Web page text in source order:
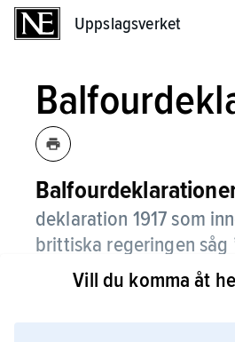
Uppslagsverket
deklaration 1917 som
brittiska regeringen såg
på upprättandet av ett
Vill du komma åt